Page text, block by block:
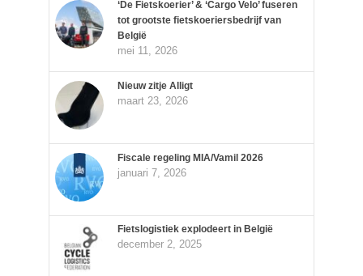
‘De Fietskoerier’ & ‘Cargo Velo’ fuseren
tot grootste fietskoeriersbedrijf van
België
mei 11, 2026
Nieuw zitje Alligt
maart 23, 2026
Fiscale regeling MIA/Vamil 2026
januari 7, 2026
Fietslogistiek explodeert in België
december 2, 2025